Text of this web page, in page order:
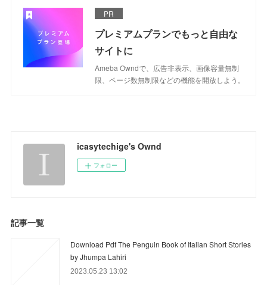
PR
プレミアムプランでもっと自由な
サイトに
Ameba Owndで、広告非表示、画像容量無制
限、ページ数無制限などの機能を開放しよう。
icasytechige's Ownd
フォロー
記事一覧
Download Pdf The Penguin Book of Italian Short Stories
by Jhumpa Lahiri
2023.05.23 13:02